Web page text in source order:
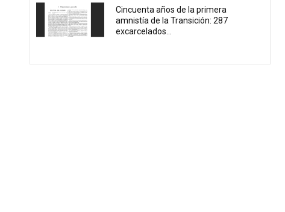
Cincuenta años de la primera
amnistía de la Transición: 287
excarcelados...